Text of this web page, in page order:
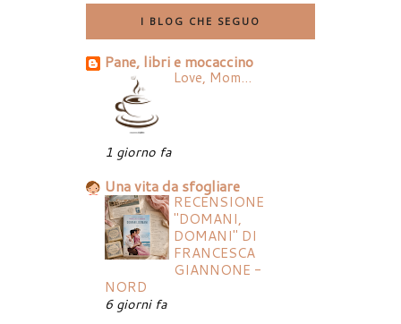
I BLOG CHE SEGUO
Pane, libri e mocaccino
Love, Mom...
1 giorno fa
Una vita da sfogliare
RECENSIONE
"DOMANI,
DOMANI" DI
FRANCESCA
GIANNONE -
NORD
6 giorni fa